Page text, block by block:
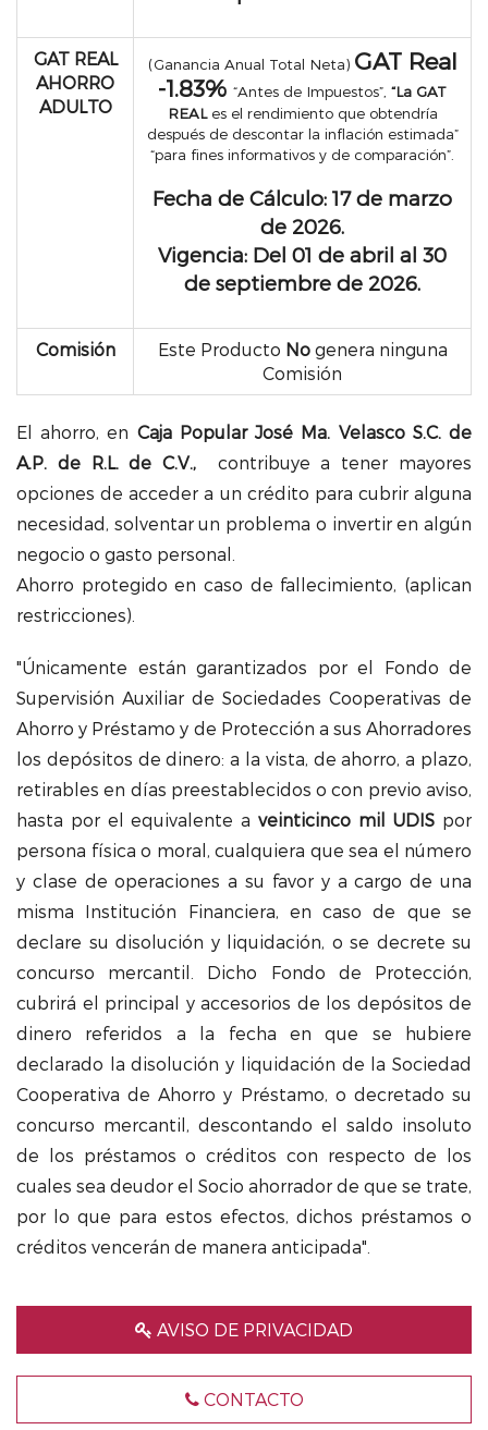
GAT REAL
AHORRO
ADULTO
(Ganancia Anual Total Neta) GAT Real
-1.83% “Antes de Impuestos”, “La GAT
REALes el rendimiento que obtendría
después de descontar la inflación estimada”
“para fines informativos y de comparación”.
Fecha de Cálculo: 17 de marzo
de 2026.
Vigencia: Del 01 de abril al 30
de septiembre de 2026.
Comisión Este Producto Nogenera ninguna
Comisión
El ahorro, en Caja Popular José Ma. Velasco S.C. de
A.P. de R.L. de C.V.,
contribuye a tener mayores
opciones de acceder a un crédito para cubrir alguna
necesidad, solventar un problema o invertir en algún
negocio o gasto personal.
Ahorro protegido en caso de fallecimiento, (aplican
restricciones).
"Únicamente están garantizados por el Fondo de
Supervisión Auxiliar de Sociedades Cooperativas de
Ahorro y Préstamo y de Protección a sus Ahorradores
los depósitos de dinero: a la vista, de ahorro, a plazo,
retirables en días preestablecidos o con previo aviso,
hasta por el equivalente a veinticinco mil UDIS por
persona física o moral, cualquiera que sea el número
y clase de operaciones a su favor y a cargo de una
misma Institución Financiera, en caso de que se
declare su disolución y liquidación, o se decrete su
concurso mercantil. Dicho Fondo de Protección,
cubrirá el principal y accesorios de los depósitos de
dinero referidos a la fecha en que se hubiere
declarado la disolución y liquidación de la Sociedad
Cooperativa de Ahorro y Préstamo, o decretado su
concurso mercantil, descontando el saldo insoluto
de los préstamos o créditos con respecto de los
cuales sea deudor el Socio ahorrador de que se trate,
por lo que para estos efectos, dichos préstamos o
créditos vencerán de manera anticipada".
AVISO DE PRIVACIDAD
CONTACTO